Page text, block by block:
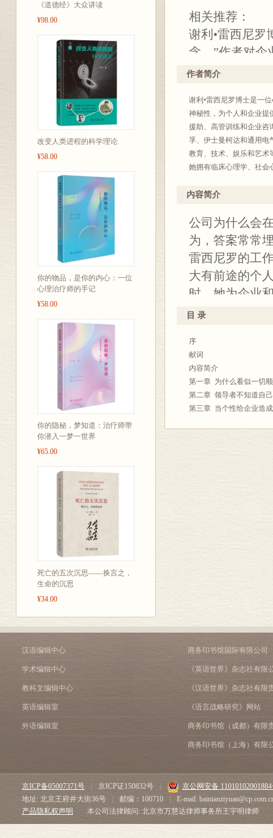
《道德经》大众讲读
¥98.00
改变人类进程的科学理论
¥58.00
你的物品，是你的内心：一位
心理治疗师的手记
¥58.00
你的隐秘，梦知道：治疗师带
你潜入一梦一世界
¥65.00
死亡的五次沉思——换言之，
生命的沉思
¥34.00
相关推荐：
谢利•雷西尼罗
念。”作者对企
会由于自己未
——欧洲工商管
曼弗雷德•凯茨
本书是对心不
升自我意识，
企业能够承认
明。可是我们
避重就轻的企
面。清醒过来
步。
——基准沟通公
取得超凡结果
弗洛伊德与心
理提升到意识
心理因素，又
说心理意识对
力有着致无穷
作者简介
谢利•雷西尼罗博士是一
神秘性，为个人和企业提
援助、高管训练和企业咨
孚、伊士曼柯达和通用电
教育、技术、娱乐和艺术
她拥有临床心理学、社会
内容简介
公司为什么会
为，答案常常
雷西尼罗的工
大有前途的个
时，她为企业
地方难以解释
情更加重要。
怎么才能保持
企图具有意识
本书用浅显易
目 录
序
献词
内容简介
第一章 为什么看似一切
第二章 领导者不知道自
第三章 当个性给企业造
汉语编辑中心
学术编辑中心
教科文编辑中心
英语编辑室
外语编辑室
商务印书馆国际有限公司
《英语世界》杂志社有限
《汉语世界》杂志社有限
《语言战略研究》网站
商务印书馆（成都）有限
商务印书馆（上海）有限
京ICP备05007371号 京ICP证150832号
京公网安备
地址: 北京王府井大街36号
邮编：100710
E-mail:
产品隐私权声明
本公司法律顾问: 北京市万慧达律师事务所王宇明律师